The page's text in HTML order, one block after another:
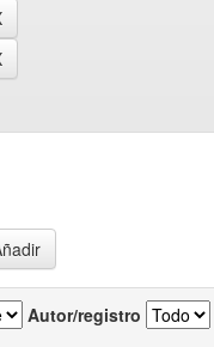
Autor/registro